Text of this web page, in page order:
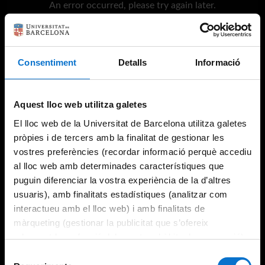
Consentiment Detalls Informació
Aquest lloc web utilitza galetes
El lloc web de la Universitat de Barcelona utilitza galetes
pròpies i de tercers amb la finalitat de gestionar les
vostres preferències (recordar informació perquè accediu
al lloc web amb determinades característiques que
puguin diferenciar la vostra experiència de la d’altres
usuaris), amb finalitats estadístiques (analitzar com
interactueu amb el lloc web) i amb finalitats de
màrqueting (gestionar la publicitat que s’ofereix
adequant-la en funció dels vostres hàbits de navegació).
An error occurred, please try again later.
Try again